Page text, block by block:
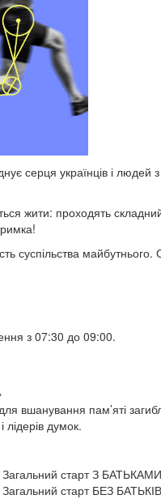
серця українців і людей
жити: проходять
суспільства
з 07:30 до 09:00.
пам’яті
думок.
Загальний старт З
старт БЕЗ